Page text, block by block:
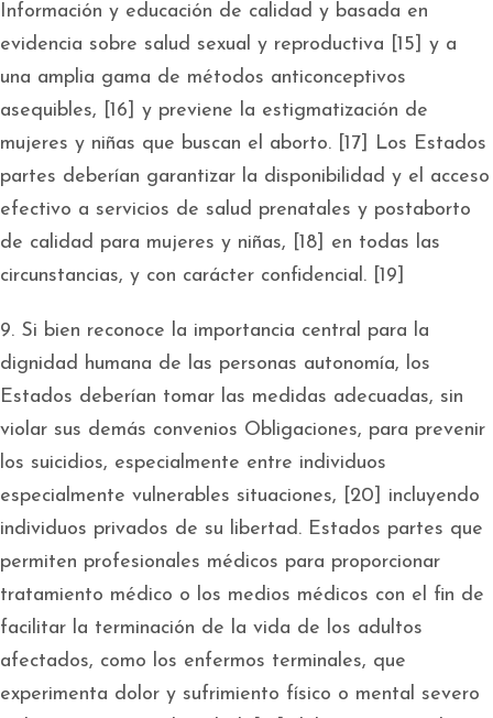
Información y educación de calidad y basada en
evidencia sobre salud sexual y reproductiva [15] y a
una amplia gama de métodos anticonceptivos
asequibles, [16] y previene la estigmatización de
mujeres y niñas que buscan el aborto. [17] Los Estados
partes deberían garantizar la disponibilidad y el acceso
efectivo a servicios de salud prenatales y postaborto
de calidad para mujeres y niñas, [18] en todas las
circunstancias, y con carácter confidencial. [19]
9. Si bien reconoce la importancia central para la
dignidad humana de las personas autonomía, los
Estados deberían tomar las medidas adecuadas, sin
violar sus demás convenios Obligaciones, para prevenir
los suicidios, especialmente entre individuos
especialmente vulnerables situaciones, [20] incluyendo
individuos privados de su libertad. Estados partes que
permiten profesionales médicos para proporcionar
tratamiento médico o los medios médicos con el fin de
facilitar la terminación de la vida de los adultos
afectados, como los enfermos terminales, que
experimenta dolor y sufrimiento físico o mental severo